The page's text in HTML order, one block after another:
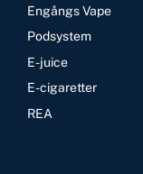
Engångs Vape
Podsystem
E-juice
E-cigaretter
REA